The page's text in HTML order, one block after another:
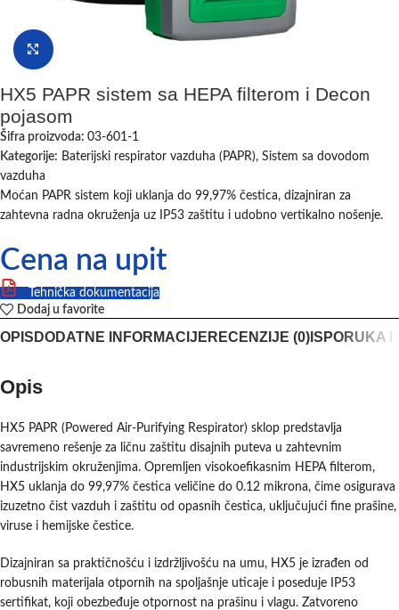
Klikni da uvećaš
HX5 PAPR sistem sa HEPA filterom i Decon
pojasom
Šifra proizvoda: 03-601-1
Kategorije: Baterijski respirator vazduha (PAPR), Sistem sa dovodom
vazduha
Moćan PAPR sistem koji uklanja do 99,97% čestica, dizajniran za
zahtevna radna okruženja uz IP53 zaštitu i udobno vertikalno nošenje.
Cena na upit
Tehnička dokumentacija
Dodaj u favorite
OPIS DODATNE INFORMACIJE RECENZIJE (0) ISPORUKA
Opis
HX5 PAPR (Powered Air-Purifying Respirator) sklop predstavlja
savremeno rešenje za ličnu zaštitu disajnih puteva u zahtevnim
industrijskim okruženjima. Opremljen visokoefikasnim HEPA filterom,
HX5 uklanja do 99,97% čestica veličine do 0.12 mikrona, čime osigurava
izuzetno čist vazduh i zaštitu od opasnih čestica, uključujući fine prašine,
viruse i hemijske čestice.
Dizajniran sa praktičnošću i izdržljivošću na umu, HX5 je izrađen od
robusnih materijala otpornih na spoljašnje uticaje i poseduje IP53
sertifikat, koji obezbeđuje otpornost na prašinu i vlagu. Zatvoreno